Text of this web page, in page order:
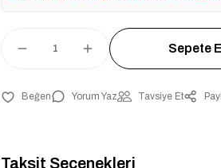
Sepete
Yorum Yaz Tavsiye Et
Taksit Seçenekleri